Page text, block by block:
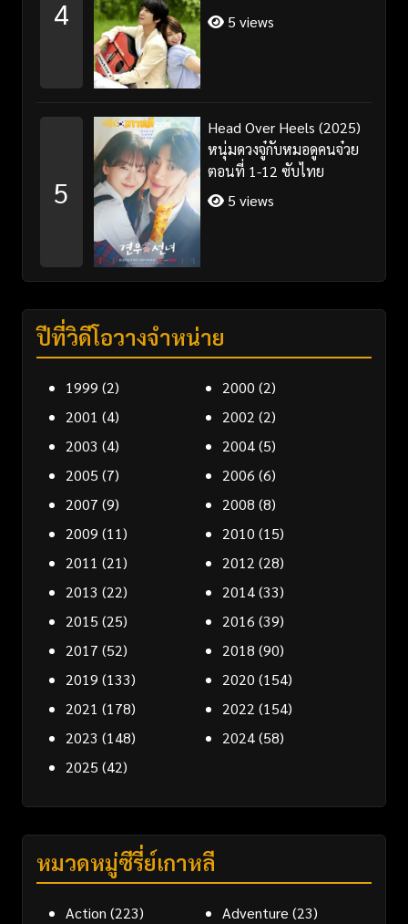
4
5 views
5
Head Over Heels (2025)
หนุ่มดวงจู๋กับหมอดูคนจ๋วย
ตอนที่ 1-12 ซับไทย
5 views
ปีที่วิดีโอวางจำหน่าย
1999 (2) 2000 (2)
2001 (4) 2002 (2)
2003 (4) 2004(5)
2005 (7) 2006 (6)
2007 (9) 2008 (8)
2009 (11) 2010 (15)
2011 (21) 2012 (28)
2013 (22) 2014(33)
2015 (25) 2016 (39)
2017 (52) 2018 (90)
2019 (133) 2020 (154)
2021 (178) 2022 (154)
2023 (148) 2024(58)
2025 (42)
หมวดหมู่ซีรี่ย์เกาหลี
Action (223) Adventure (23)